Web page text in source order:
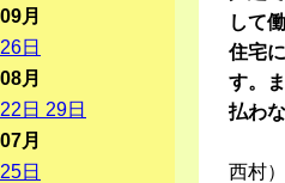
して
住宅
す。
払わ
西村
月
26日
月
22 日 29日
月
25日